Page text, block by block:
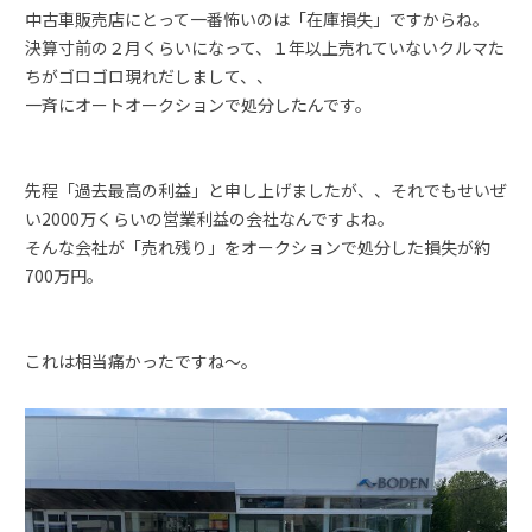
中古車販売店にとって一番怖いのは「在庫損失」ですからね。
決算寸前の２月くらいになって、１年以上売れていないクルマた
ちがゴロゴロ現れだしまして、、
一斉にオートオークションで処分したんです。
先程「過去最高の利益」と申し上げましたが、、それでもせいぜ
い2000万くらいの営業利益の会社なんですよね。
そんな会社が「売れ残り」をオークションで処分した損失が約
700万円。
これは相当痛かったですね～。